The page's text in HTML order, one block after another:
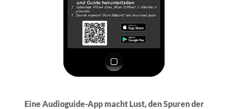
Eine Audioguide-App macht Lust, den Spuren der